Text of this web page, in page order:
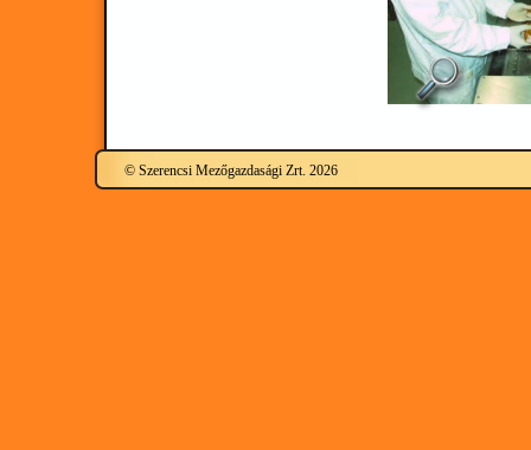
© Szerencsi Mezőgazdasági Zrt. 2026